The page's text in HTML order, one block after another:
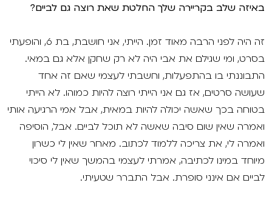
באיזה שלב בקריירה שלך החלטת שאת רוצה גם לביים?
זה היה לפני הרבה מאוד זמן. הייתי, אני חושבת, בת 6, והופעתי
בסרט, ומי שגילם את אבי היה לא רק שחקן אלא גם במאי.
התבוננתי בו בהתפעלות, וחשבתי לעצמי שאם זה אחד
שעושה סרטים, אז גם אני הייתי רוצה להיות כמוהו. לא הייתי
בטוחה בכך שאשה יכולה להיות במאית, אבל אמי הרגיעה אותי
ואמרה שאין שום סיבה שאשה לא תוכל לביים. אבל, הוסיפה
ואמרה לי, את צריכה ללמוד לכתוב. מאחר שאין לי כשרון
מיוחד במינו לכתיבה, אמרתי לעצמי בהמשך שאין לי סיכוי
לביים אם אינני סופרת. אבל התברר שטעיתי.